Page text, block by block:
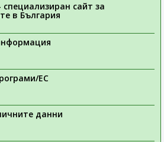
специализиран сайт за
в България
ЕС
данни